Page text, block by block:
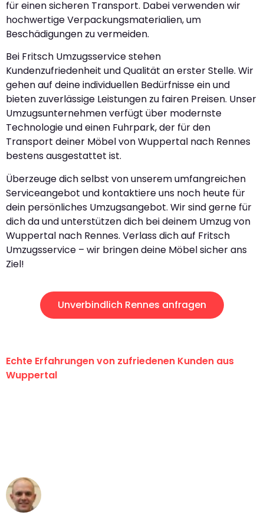
für einen sicheren Transport. Dabei verwenden wir
hochwertige Verpackungsmaterialien, um
Beschädigungen zu vermeiden.
Bei Fritsch Umzugsservice stehen
Kundenzufriedenheit und Qualität an erster Stelle. Wir
gehen auf deine individuellen Bedürfnisse ein und
bieten zuverlässige Leistungen zu fairen Preisen. Unser
Umzugsunternehmen verfügt über modernste
Technologie und einen Fuhrpark, der für den
Transport deiner Möbel von Wuppertal nach Rennes
bestens ausgestattet ist.
Überzeuge dich selbst von unserem umfangreichen
Serviceangebot und kontaktiere uns noch heute für
dein persönliches Umzugsangebot. Wir sind gerne für
dich da und unterstützen dich bei deinem Umzug von
Wuppertal nach Rennes. Verlass dich auf Fritsch
Umzugsservice – wir bringen deine Möbel sicher ans
Ziel!
Unverbindlich Rennes anfragen
Echte Erfahrungen von zufriedenen Kunden aus
Wuppertal